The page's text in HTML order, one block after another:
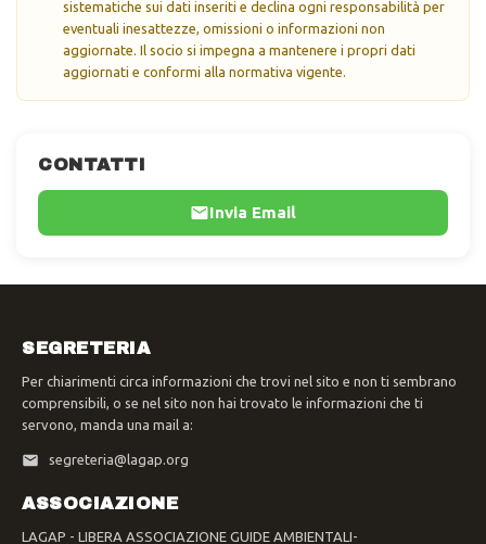
CONTATTI
Invia Email
sistematiche sui dati inseriti e declina ogni responsabilità per
eventuali inesattezze, omissioni o informazioni non
aggiornate. Il socio si impegna a mantenere i propri dati
aggiornati e conformi alla normativa vigente.
SEGRETERIA
Per chiarimenti circa informazioni che trovi nel sito e non ti sembrano
comprensibili, o se nel sito non hai trovato le informazioni che ti
servono, manda una mail a:
segreteria@lagap.org
ASSOCIAZIONE
LAGAP - LIBERA ASSOCIAZIONE GUIDE AMBIENTALI-